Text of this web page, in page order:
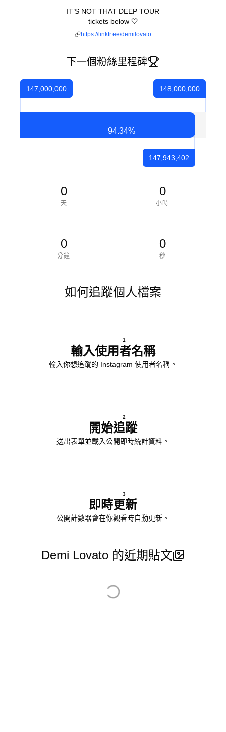
IT’S NOT THAT DEEP TOUR
tickets below 🤍
https://linktr.ee/demilovato
下一個粉絲里程碑
147,000,000
94.34%
147,943,402
148,000,000
0
天
0
小時
0
分鐘
0
秒
如何追蹤個人檔案
1
輸入使用者名稱
輸入你想追蹤的 Instagram 使用者名稱。
2
開始追蹤
送出表單並載入公開即時統計資料。
3
即時更新
公開計數器會在你觀看時自動更新。
Demi Lovato 的近期貼文